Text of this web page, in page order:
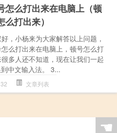
怎么打出来在电脑上（顿
么打出来）
，小杨来为大家解答以上问题，
么打出来在电脑上，顿号怎么打
很多人还不知道，现在让我们一起
中文输入法。 3...
文章列表
☚